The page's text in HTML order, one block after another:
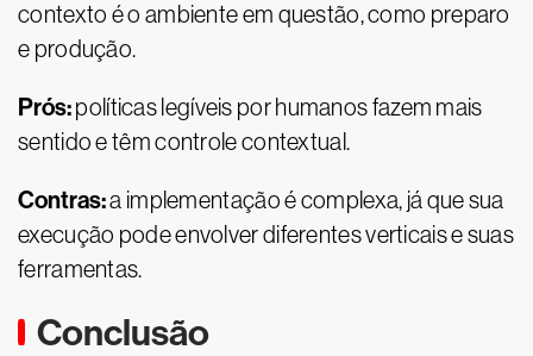
contexto é o ambiente em questão, como preparo
e produção.
Prós:políticas legíveis por humanos fazem mais
sentido e têm controle contextual.
Contras:a implementação é complexa, já que sua
execução pode envolver diferentes verticais e suas
ferramentas.
Conclusão